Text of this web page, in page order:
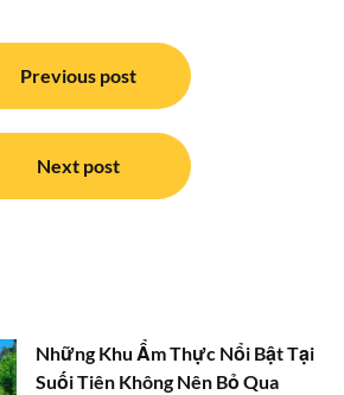
Previous post
Next post
Những Khu Ẩm Thực Nổi Bật Tại
Suối Tiên Không Nên Bỏ Qua